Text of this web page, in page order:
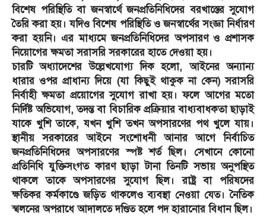
বিশেষ পরিস্থিতি বা জনস্বার্থে জনপ্রতিনিধিদের বরখাস্তের সুযোগ
তৈরি করা হয়। যদিও বিশেষ পরিস্থিতি ও জনস্বার্থের সংজ্ঞা নির্ধারণ
করা হয়নি। এর মাধ্যমে জনপ্রতিনিধিদের অপসারণ ও প্রশাসক
নিয়োগের ক্ষমতা সরাসরি সরকারের হাতে দেওয়া হয়।
চারটি অধ্যাদেশের উল্লেখযোগ্য দিক হলো, আইনের অন্যান্য
ধারার ওপর প্রাধান্য দিয়ে (যা কিছুই থাকুক না কেন) সরাসরি
নির্বাহী ক্ষমতা প্রয়োগের সুযোগ রাখা হয়। ফলে আগের মতো
নির্দিষ্ট অভিযোগ, তদন্ত বা বিচারিক প্রক্রিয়ার বাধ্যবাধকতা ছাড়াই
যাকে খুশি তাকে, যখন খুশি তখন অপসারণের পথ খুলে যায়।
স্থানীয় সরকারের আইনে সংশোধনী আনার আগে নির্বাচিত
জনপ্রতিনিধিদের অপসারণের স্পষ্ট শর্ত ছিল। সেখানে কোনো
প্রতিনিধি যুক্তিসংগত কারণ ছাড়া টানা তিনটি সভায় অনুপস্থিত
থাকলে তাকে অপসারণের সুযোগ ছিল। রাষ্ট্র বা পরিষদের
ক্ষতিকর কর্মকাণ্ডে জড়িত থাকলেও ব্যবস্থা নেওয়া যেত। নৈতিক
স্খলনের অপরাধে আদালতে দণ্ডিত হলে পদ হারানোর বিধান ছিল।